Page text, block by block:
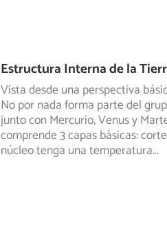
Estructura Interna de la
Vista desde una perspectiva
No por nada forma parte del
junto con Mercurio, Venus y
comprende 3 capas básicas:
núcleo tenga una temperatura...